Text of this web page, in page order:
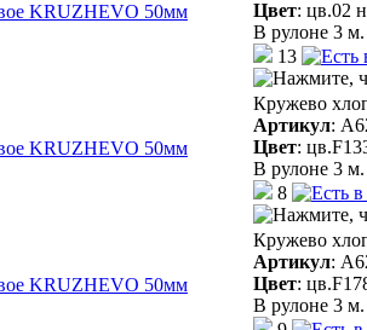
Цвет: цв.02
В рулоне 3 м.
13
Кружево
Артикул:
Цвет:
В рулоне 3 м.
8
Кружево
Артикул:
Цвет:
В рулоне 3 м.